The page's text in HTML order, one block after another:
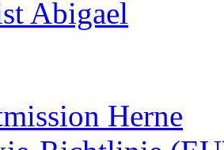
Abigael
Herne